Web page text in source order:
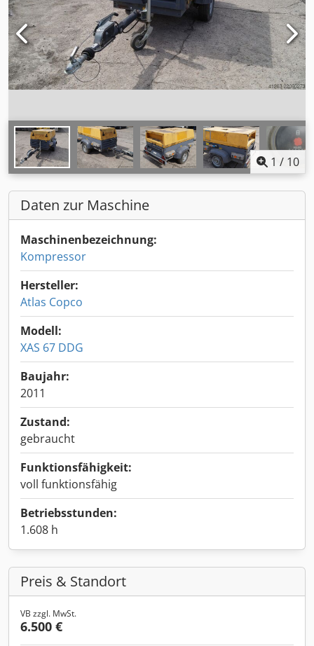
1 / 10
Daten zur Maschine
Maschinenbezeichnung:
Kompressor
Hersteller:
Atlas Copco
Modell:
XAS 67 DDG
Baujahr:
2011
Zustand:
gebraucht
Funktionsfähigkeit:
voll funktionsfähig
Betriebsstunden:
1.608 h
Preis & Standort
VB zzgl. MwSt.
6.500 €